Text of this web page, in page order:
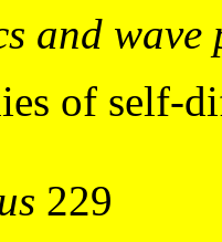
and wave
of self-
229